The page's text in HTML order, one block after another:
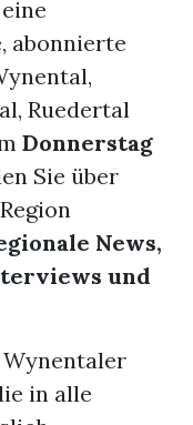
abonnierte
Ruedertal
Donnerstag
Sie über
News,
und
Wynentaler
in alle